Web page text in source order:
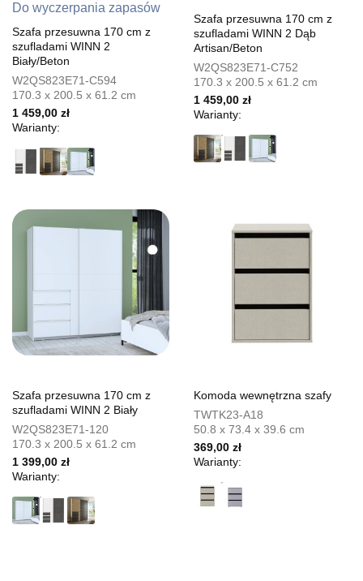
Do wyczerpania zapasów
Szafa przesuwna 170 cm z
szufladami WINN 2
Biały/Beton
W2QS823E71-C594
170.3 x 200.5 x 61.2 cm
1 459,00 zł
Warianty:
Szafa przesuwna 170 cm z
szufladami WINN 2 Dąb
Artisan/Beton
W2QS823E71-C752
170.3 x 200.5 x 61.2 cm
1 459,00 zł
Warianty:
Szafa przesuwna 170 cm z
szufladami WINN 2 Biały
W2QS823E71-120
170.3 x 200.5 x 61.2 cm
1 399,00 zł
Warianty:
Komoda wewnętrzna szafy
TWTK23-A18
50.8 x 73.4 x 39.6 cm
369,00 zł
Warianty: